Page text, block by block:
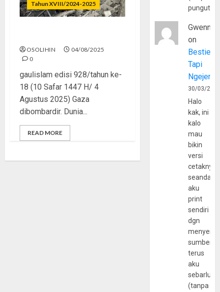
Tahun XVIII/2024-2025
OSOLIHIN
04/08/2025
0
gaulislam edisi 928/tahun ke-
18 (10 Safar 1447 H/ 4
Agustus 2025) Gaza
dibombardir. Dunia...
READ MORE
Gwenny
on
Bestie
Tapi
30/03/
Halo
kak, ini
kalo
mau
bikin
versi
cetaknya
aku
print
sendiri
dgn
sumber
terus
aku
(tanpa